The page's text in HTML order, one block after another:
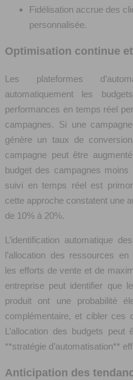
Fidélisation accrue des
personnalisée.
Optimisation continue et
Les plateformes
automatiquement les
performances en temps réel
campagnes. Si une
génère un taux de
campagne peut être
budget des campagnes
suivi en temps réel est
cette approche constatent une
de 10% à 20%.
L’identification automatique
l’allocation des ressources
les efforts de vente et de
entreprise peut identifier que
produit ont une probabilité
complémentaire, et cibler ces
L’allocation des budgets
**stratégie d’automatisation**
Anticipation des